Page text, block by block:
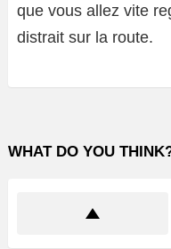
que vous allez vite
distrait sur la route.
WHAT DO YOU